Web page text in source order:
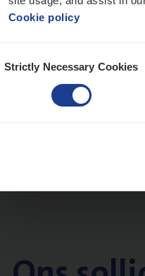
Cookie policy
Strictly Necessary Cookies